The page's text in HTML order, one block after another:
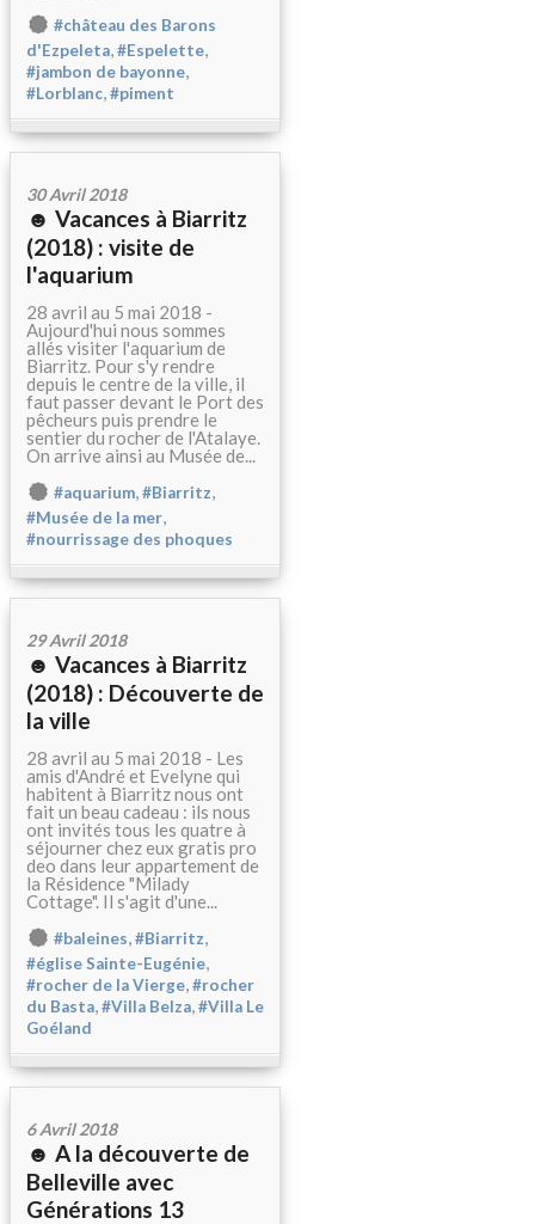
#château des Barons
d'Ezpeleta,#Espelette,
#jambon de bayonne,
#Lorblanc,#piment
30 Avril 2018
☻ Vacances à Biarritz
(2018) : visite de
l'aquarium
28 avril au 5 mai 2018 -
Aujourd'hui nous sommes
allés visiter l'aquarium de
Biarritz. Pour s'y rendre
depuis le centre de la ville, il
faut passer devant le Port des
pêcheurs puis prendre le
sentier du rocher de l'Atalaye.
On arrive ainsi au Musée de...
#aquarium,#Biarritz,
#Musée de la mer,
#nourrissage des phoques
29 Avril 2018
☻ Vacances à Biarritz
(2018) : Découverte de
la ville
28 avril au 5 mai 2018 - Les
amis d'André et Evelyne qui
habitent à Biarritz nous ont
fait un beau cadeau : ils nous
ont invités tous les quatre à
séjourner chez eux gratis pro
deo dans leur appartement de
la Résidence "Milady
Cottage". Il s'agit d'une...
#baleines,#Biarritz,
#église Sainte-Eugénie,
#rocher de la Vierge,#rocher
du Basta,#Villa Belza,#Villa Le
Goéland
6 Avril 2018
☻ A la découverte de
Belleville avec
Générations 13